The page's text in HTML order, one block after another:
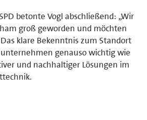
betonte Vogl abschließend: „Wir
groß geworden und möchten
klare Bekenntnis zum Standort
genauso wichtig wie
und nachhaltiger Lösungen im